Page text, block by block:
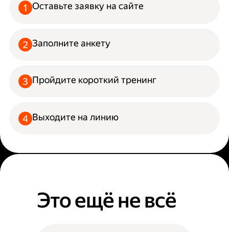
Оставьте заявку на сайте
Заполните анкету
Пройдите короткий тренинг
Выходите на линию
Это ещё не всё